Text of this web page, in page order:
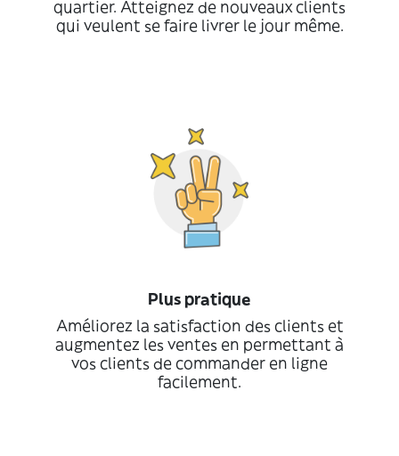
quartier. Atteignez de nouveaux clients
qui veulent se faire livrer le jour même.
Plus pratique
Améliorez la satisfaction des clients et
augmentez les ventes en permettant à
vos clients de commander en ligne
facilement.